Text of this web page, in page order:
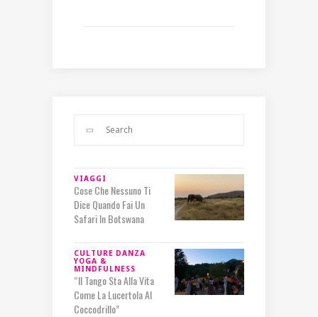
VIAGGI
Cose Che Nessuno Ti
Dice Quando Fai Un
Safari In Botswana
CULTURE DANZA
YOGA &
MINDFULNESS
“Il Tango Sta Alla Vita
Come La Lucertola Al
Coccodrillo”